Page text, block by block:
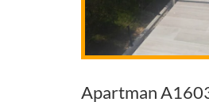
Apartman